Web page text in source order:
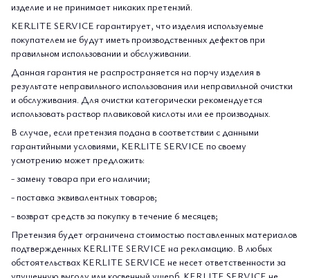
изделие и не принимает никаких претензий.
KERLITE SERVICE гарантирует, что изделия используемые
покупателем не будут иметь производственных дефектов при
правильном использовании и обслуживании.
Данная гарантия не распространяется на порчу изделия в
результате неправильного использования или неправильной очистки
и обслуживания. Для очистки категорически рекомендуется
использовать раствор плавиковой кислоты или ее производных.
В случае, если претензия подана в соответствии с данными
гарантийными условиями, KERLITE SERVICE по своему
усмотрению может предложить:
- замену товара при его наличии;
- поставка эквивалентных товаров;
- возврат средств за покупку в течение 6 месяцев;
Претензия будет ограничена стоимостью поставленных материалов
подтвержденных KERLITE SERVICE на рекламацию. В любых
обстоятельствах KERLITE SERVICE не несет ответственности за
упущенную выгоду или косвенный ущерб. KERLITE SERVICE не